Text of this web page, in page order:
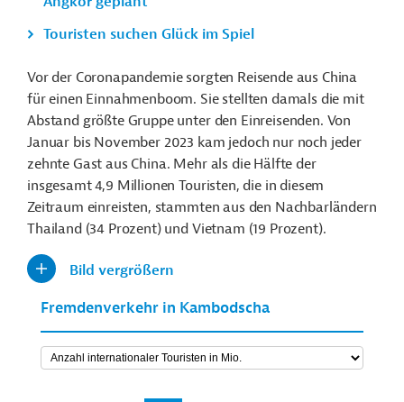
Touristen suchen Glück im Spiel
Vor der Coronapandemie sorgten Reisende aus China
für einen Einnahmenboom. Sie stellten damals die mit
Abstand größte Gruppe unter den Einreisenden. Von
Januar bis November 2023 kam jedoch nur noch jeder
zehnte Gast aus China. Mehr als die Hälfte der
insgesamt 4,9 Millionen Touristen, die in diesem
Zeitraum einreisten, stammten aus den Nachbarländern
Thailand (34 Prozent) und Vietnam (19 Prozent).
Bild vergrößern